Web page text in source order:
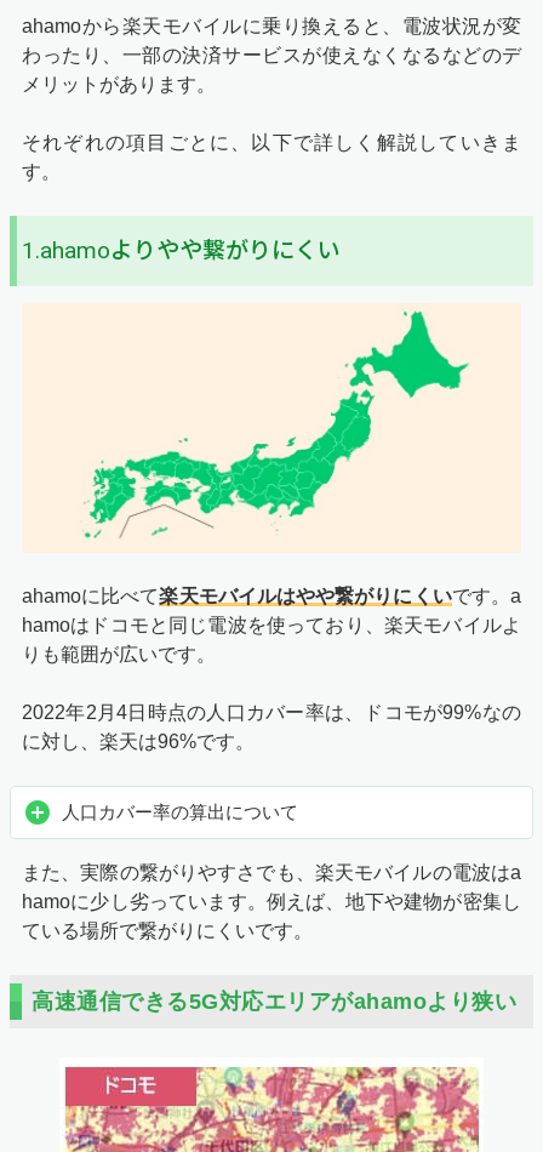
ahamoから楽天モバイルに乗り換えると、電波状況が変
わったり、一部の決済サービスが使えなくなるなどのデ
メリットがあります。
それぞれの項目ごとに、以下で詳しく解説していきま
す。
1.ahamoよりやや繋がりにくい
ahamoに比べて楽天モバイルはやや繋がりにくいです。a
hamoはドコモと同じ電波を使っており、楽天モバイルよ
りも範囲が広いです。
2022年2月4日時点の人口カバー率は、ドコモが99%なの
に対し、楽天は96%です。
人口カバー率の算出について
また、実際の繋がりやすさでも、楽天モバイルの電波はa
hamoに少し劣っています。例えば、地下や建物が密集し
ている場所で繋がりにくいです。
高速通信できる5G対応エリアがahamoより狭い